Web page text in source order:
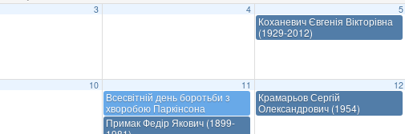
3 4 5
Коханевич Євгенія Вікторівна
(1929-2012)
10 11
Всесвітній день боротьби з
хворобою Паркінсона
Примак Федір Якович (1899-
12
Крамарьов Сергій
Олександрович (1954)